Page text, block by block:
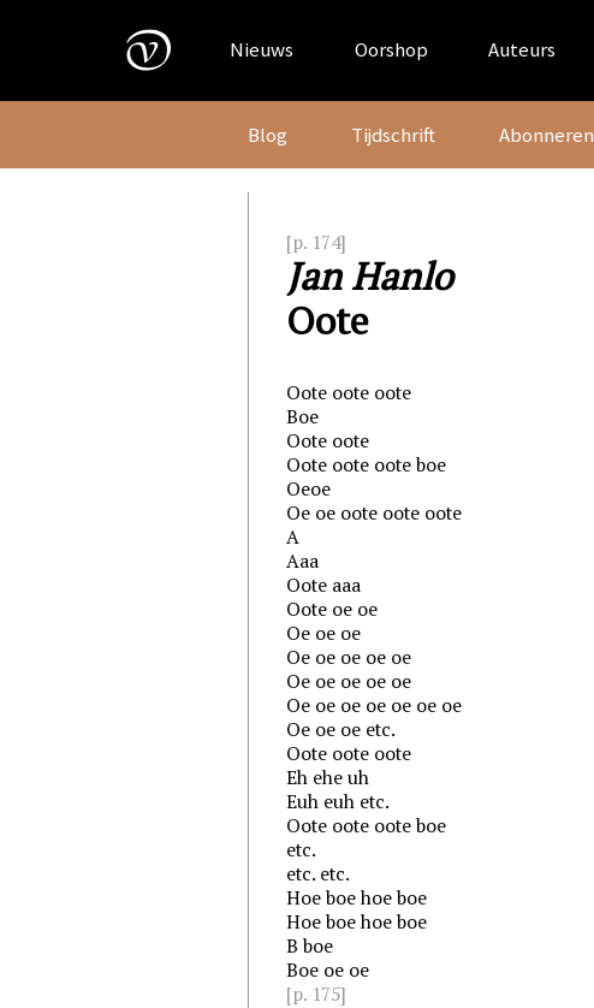
Nieuws Oorshop Auteurs
Blog Tijdschrift Abonneren
[p. 174]
Jan Hanlo
Oote
Oote oote oote
Boe
Oote oote
Oote oote oote boe
Oeoe
Oe oe oote oote oote
A
Aaa
Oote aaa
Oote oe oe
Oe oe oe
Oe oe oe oe oe
Oe oe oe oe oe
Oe oe oe oe oe oe oe
Oe oe oe etc.
Oote oote oote
Eh ehe uh
Euh euh etc.
Oote oote oote boe
etc.
etc. etc.
Hoe boe hoe boe
Hoe boe hoe boe
B boe
Boe oe oe
[p. 175]